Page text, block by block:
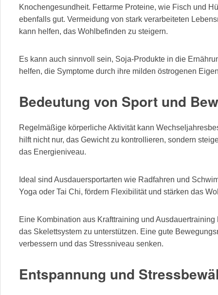
Knochengesundheit. Fettarme Proteine, wie Fisch und
ebenfalls gut. Vermeidung von stark verarbeiteten
kann helfen, das Wohlbefinden zu steigern.
Es kann auch sinnvoll sein, Soja-Produkte in die
helfen, die Symptome durch ihre milden östrogenen
Bedeutung von Sport und
Regelmäßige körperliche Aktivität kann
hilft nicht nur, das Gewicht zu kontrollieren, sondern
das Energieniveau.
Ideal sind Ausdauersportarten wie Radfahren und
Yoga oder Tai Chi, fördern Flexibilität und stärken das
Eine Kombination aus Krafttraining und
das Skelettsystem zu unterstützen. Eine gute
verbessern und das Stressniveau senken.
Entspannung und